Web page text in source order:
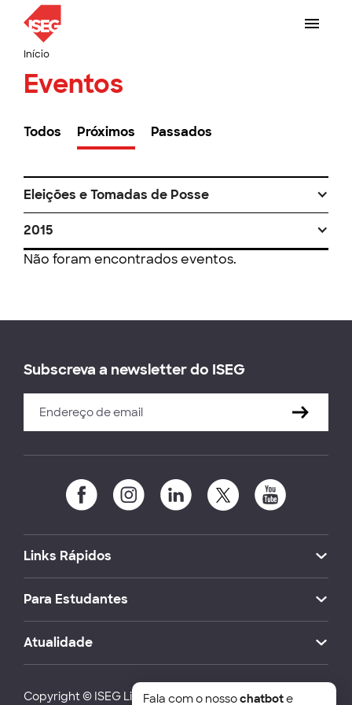
Início
Eventos
Todos Próximos Passados
Eleições e Tomadas de Posse
2015
Não foram encontrados eventos.
Subscreva a newsletter do ISEG
Links Rápidos
Para Estudantes
Atualidade
Copyright © ISEG Lisbon School of Economics and
Fala com o nossochatbote